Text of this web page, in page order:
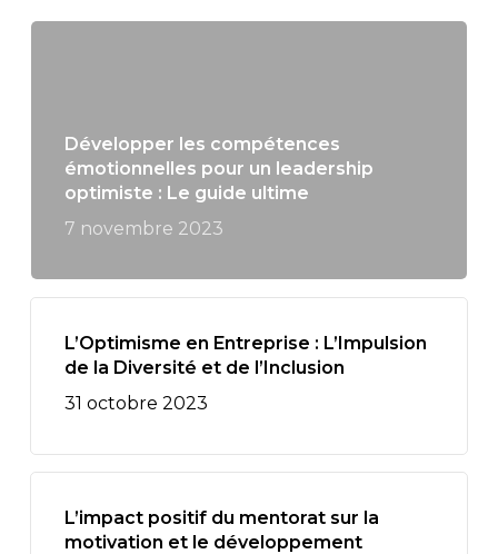
Développer les compétences
émotionnelles pour un leadership
optimiste : Le guide ultime
7 novembre 2023
L’Optimisme en Entreprise : L’Impulsion
de la Diversité et de l’Inclusion
31 octobre 2023
L’impact positif du mentorat sur la
motivation et le développement